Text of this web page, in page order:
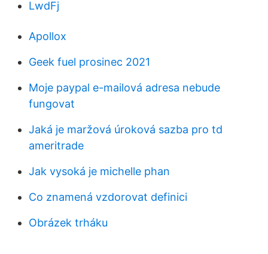
LwdFj
Apollox
Geek fuel prosinec 2021
Moje paypal e-mailová adresa nebude
fungovat
Jaká je maržová úroková sazba pro td
ameritrade
Jak vysoká je michelle phan
Co znamená vzdorovat definici
Obrázek trháku